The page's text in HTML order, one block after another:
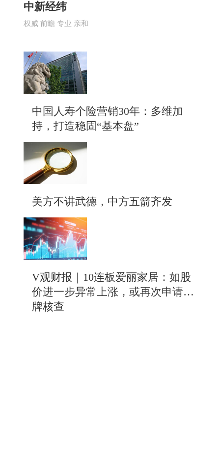
中新经纬
权威 前瞻 专业 亲和
中国人寿个险营销30年：多维加
持，打造稳固“基本盘”
美方不讲武德，中方五箭齐发
V观财报｜10连板爱丽家居：如股
价进一步异常上涨，或再次申请停
牌核查